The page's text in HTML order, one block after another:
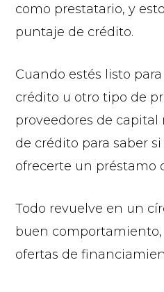
como prestatario, y
puntaje de crédito.
Cuando estés listo
crédito u otro tipo de
proveedores de capital
de crédito para saber
ofrecerte un préstamo
Todo revuelve en un
buen
ofertas de